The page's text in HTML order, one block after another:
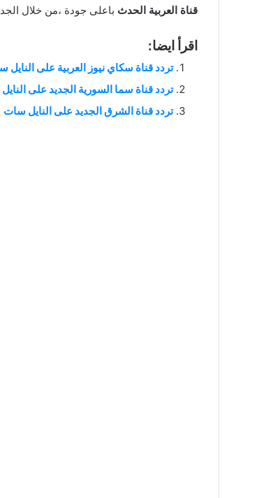
قناة العربية الحدث باعلى جودة ،من خلال
اقرأ ايضا:
تردد قناة سكاي نيوز العربية على النايل سات
تردد قناة سما السورية الجديد على النايل
تردد قناة الشرق الجديد على النايل سات